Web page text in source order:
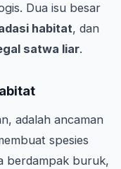
Dua isu besar
habitat, dan
satwa liar.
adalah ancaman
spesies
berdampak buruk,